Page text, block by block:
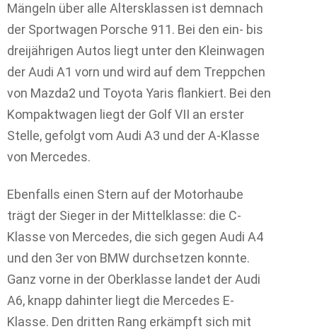
Mängeln über alle Altersklassen ist demnach
der Sportwagen Porsche 911. Bei den ein- bis
dreijährigen Autos liegt unter den Kleinwagen
der Audi A1 vorn und wird auf dem Treppchen
von Mazda2 und Toyota Yaris flankiert. Bei den
Kompaktwagen liegt der Golf VII an erster
Stelle, gefolgt vom Audi A3 und der A-Klasse
von Mercedes.
Ebenfalls einen Stern auf der Motorhaube
trägt der Sieger in der Mittelklasse: die C-
Klasse von Mercedes, die sich gegen Audi A4
und den 3er von BMW durchsetzen konnte.
Ganz vorne in der Oberklasse landet der Audi
A6, knapp dahinter liegt die Mercedes E-
Klasse. Den dritten Rang erkämpft sich mit